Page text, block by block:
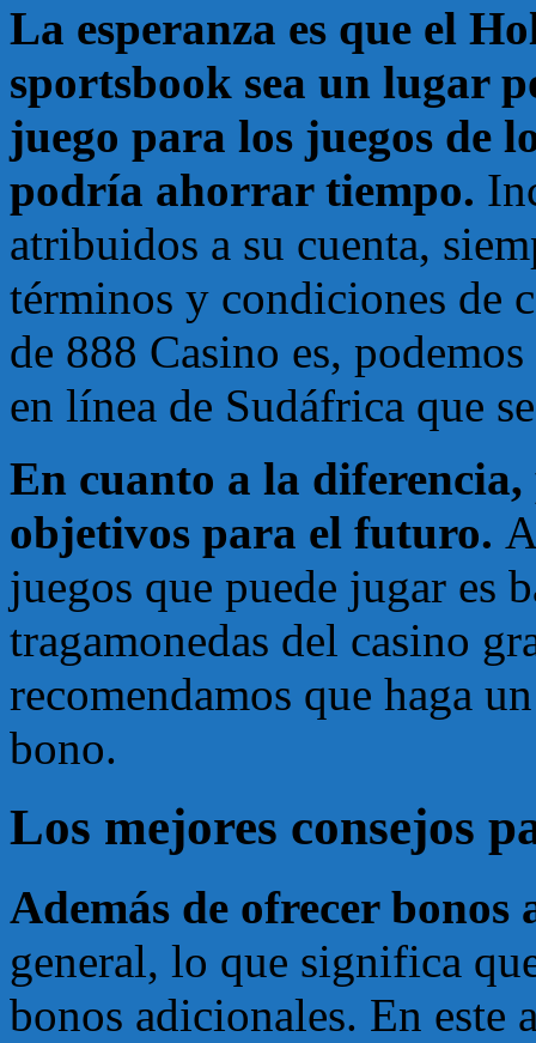
La esperanza es que el
sportsbook sea un lugar
juego para los juegos de
podría ahorrar tiempo.
atribuidos a su cuenta,
términos y condiciones de
de 888 Casino es,
en línea de Sudáfrica que
En cuanto a la
objetivos para el futuro.
juegos que puede jugar es
tragamonedas del casino
recomendamos que haga
bono.
Los mejores consejos
Además de ofrecer
general, lo que significa
bonos adicionales. En este